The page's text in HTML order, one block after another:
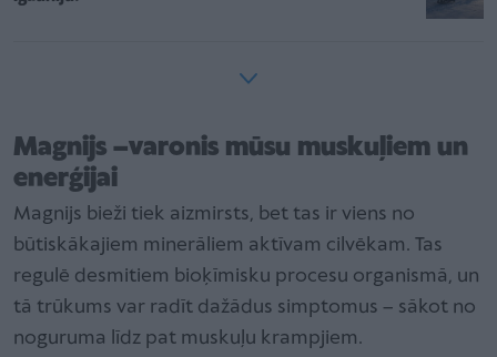
Magnijs –varonis mūsu muskuļiem un
enerģijai
Magnijs bieži tiek aizmirsts, bet tas ir viens no
būtiskākajiem minerāliem aktīvam cilvēkam. Tas
regulē desmitiem bioķīmisku procesu organismā, un
tā trūkums var radīt dažādus simptomus – sākot no
noguruma līdz pat muskuļu krampjiem.